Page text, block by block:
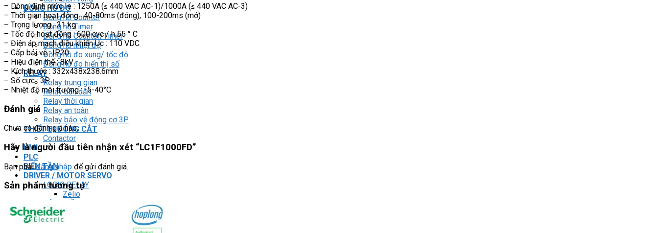
ĐỒNG HỒ ĐO
Đồng hồ Counter
Đồng hồ Timer
Đồng hồ Counter/Timer
Đồng hồ nhiệt độ
Đồng hồ đo xung/ tốc độ
Đồng hồ đo hiển thị số
RELAY
Relay trung gian
Relay bán dẫn
Relay thời gian
Relay an toàn
Relay bảo vệ động cơ 3P
THIẾT BỊ ĐÓNG CẮT
Contactor
HMI
PLC
BIẾN TẦN
DRIVER / MOTOR SERVO
LOGIC RELAY
Zelio
BỘ NGUỒN DC
Robot KUKA
Light Star
– Dòng định mức Ie : 1250A (≤ 440 VAC AC-1)/1000A (≤ 440 VAC AC-3)
– Thời gian hoạt động : 40-80ms (đóng), 100-200ms (mở)
– Trọng lượng : 31 kg
– Tốc độ hoạt động : 600 cyc / h 55 ° C
– Điện áp mạch điều khiển Uc : 110 VDC
– Cấp bải vệ : IP20
– Hiệu điện thế : 8kV
– Kích thước : 332x438x238.6mm
– Số cực : 3P
– Nhiệt độ môi trường : -5-40°C
Đánh giá
Chưa có đánh giá nào.
Hãy là người đầu tiên nhận xét “LC1F1000FD”
Bạn phảiđăng nhập để gửi đánh giá.
Sản phẩm tương tự